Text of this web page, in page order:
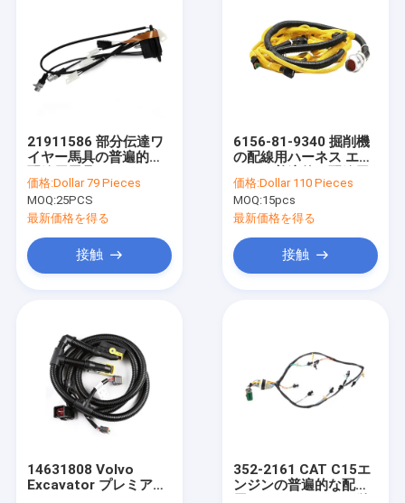
21911586 部分伝達ワ
イヤー馬具の普遍的な
価格:Dollar 79 Pieces
MOQ:25PCS
最新価格を得る
接触
6156-81-9340 掘削機
の配線用ハーネス エン
ハーネス
価格:Dollar 110 Pieces
MOQ:15pcs
最新価格を得る
接触
14631808 Volvo
Excavator プレミアム
352-2161 CAT C15エ
ンジンの普遍的な配線